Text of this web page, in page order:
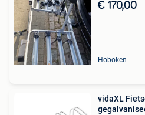
€ 170,00
Hoboken
vidaXL